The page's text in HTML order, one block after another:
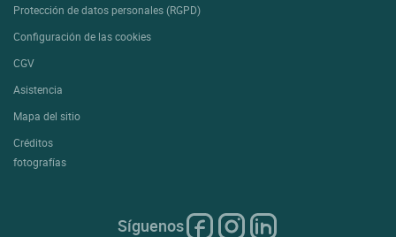
Protección de datos personales (RGPD)
Configuración de las cookies
CGV
Asistencia
Mapa del sitio
Créditos
fotografías
Síguenos